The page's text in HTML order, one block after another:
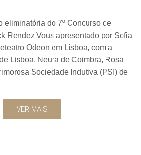
eliminatória do 7º Concurso de
Rendez Vous apresentado por Sofia
Odeon em Lisboa, com a
Lisboa, Neura de Coimbra, Rosa
Sociedade Indutiva (PSI) de
VER MAIS